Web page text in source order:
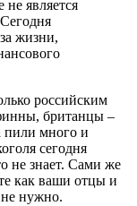
является
жизни,
российским
британцы –
пили много и
сегодня
не знает. Сами же
как ваши отцы и
не нужно.